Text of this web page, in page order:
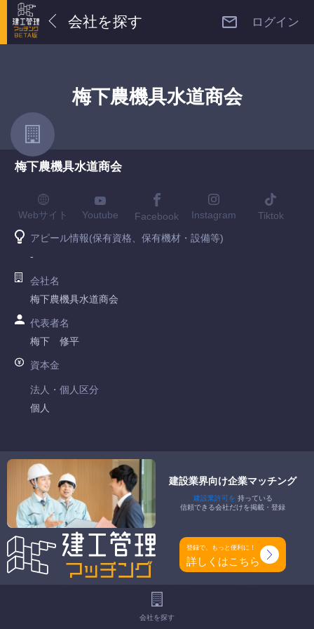
会社を探す ログイン
梅下農機具水道商会
梅下農機具水道商会
Webサイト Youtube Facebook Instagram Tiktok
アピール情報(保有資格、保有機材・設備等)
-
会社名
梅下農機具水道商会
代表者名
梅下 修平
資本金
法人・個人区分
個人
和歌山県知事許可 第013761号
特定建設業
-
一般建設業
土木一式工事業 とび・土木工事業 石工事業 管工事業 鋼構造
物工事業 水道施設工事業 消防施設工事業
建設業界向け企業マッチング
建設業許可を 持っている
信頼できる会社だけを掲載・登録
登録で、もっと便利に！
詳しくはこちら
会社を探す